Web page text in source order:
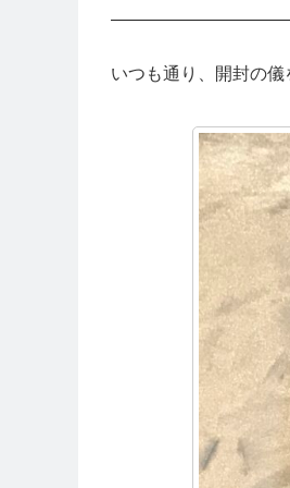
いつも通り、開封の